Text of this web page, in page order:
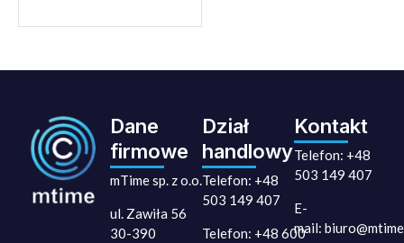
Dane
firmowe
mTime sp. z o.o.
ul. Zawiła 56
30-390
Dział
handlowy
Telefon: +48
503 149 407
Telefon: +48 600
Kontakt
Telefon: +48
503 149 407
E-
mail: